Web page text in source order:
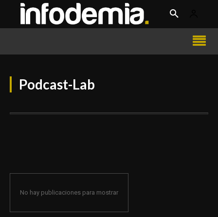
Podcast-Lab
No hay publicaciones para mostrar